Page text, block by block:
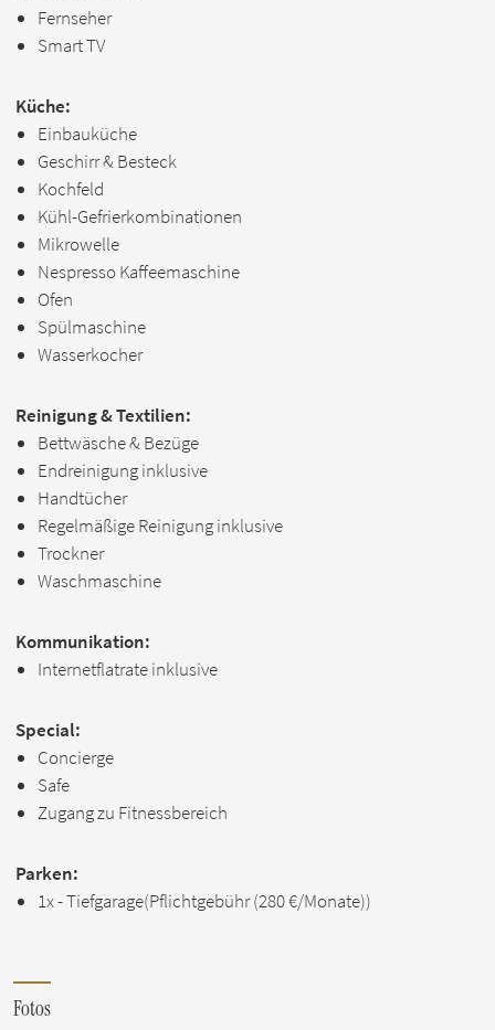
Fernseher
Smart TV
Küche:
Einbauküche
Geschirr & Besteck
Kochfeld
Kühl-Gefrierkombinationen
Mikrowelle
Nespresso Kaffeemaschine
Ofen
Spülmaschine
Wasserkocher
Reinigung & Textilien:
Bettwäsche & Bezüge
Endreinigung inklusive
Handtücher
Regelmäßige Reinigung inklusive
Trockner
Waschmaschine
Kommunikation:
Internetflatrate inklusive
Special:
Concierge
Safe
Zugang zu Fitnessbereich
Parken:
1x - Tiefgarage(Pflichtgebühr (280 €/Monate))
Fotos